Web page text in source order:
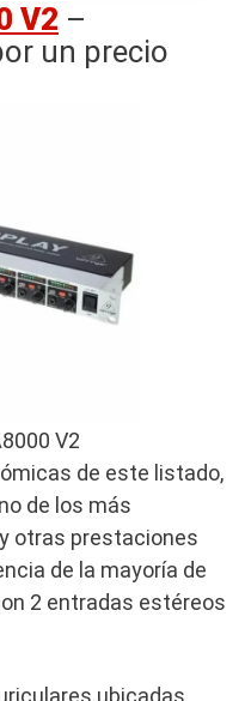
V2 –
un precio
V2
de este listado,
de los más
y otras prestaciones
de la mayoría de
2 entradas estéreos
ubicadas